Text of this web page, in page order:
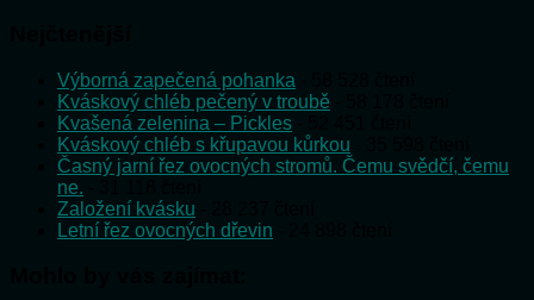
Výborná zapečená pohanka
Kváskový chléb pečený v troubě
Kvašená zelenina – Pickles
Kváskový chléb s křupavou kůrkou
Časný jarní řez ovocných stromů. Čemu svědčí, čemu
ne.
Založení kvásku
Letní řez ovocných dřevin